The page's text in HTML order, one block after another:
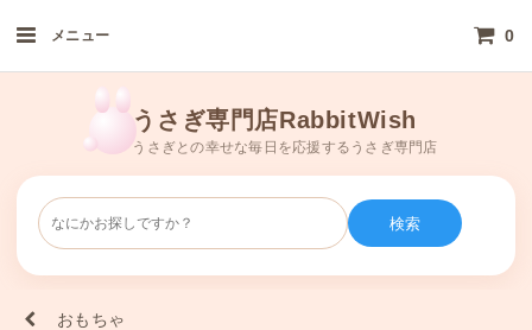
メニュー 0
うさぎ専門店RabbitWish
うさぎとの幸せな毎日を応援するうさぎ専門店
検索
おもちゃ